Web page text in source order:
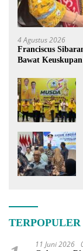
4 Agustus 2026
Franciscus
Bawat
TERPOPULER
11 Juni 2026